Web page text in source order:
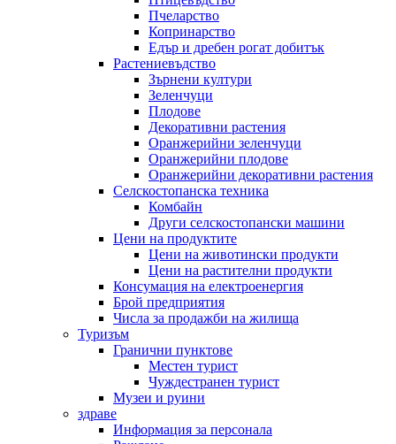
Пчеларство
Копринарство
Едър и дребен рогат добитък
Растениевъдство
Зърнени култури
Зеленчуци
Плодове
Декоративни растения
Оранжерийни зеленчуци
Оранжерийни плодове
Оранжерийни декоративни растения
Селскостопанска техника
Комбайн
Други селскостопански машини
Цени на продуктите
Цени на животински продукти
Цени на растителни продукти
Консумация на електроенергия
Брой предприятия
Числа за продажби на жилища
Туризъм
Гранични пунктове
Местен турист
Чуждестранен турист
Музеи и руини
здраве
Информация за персонала